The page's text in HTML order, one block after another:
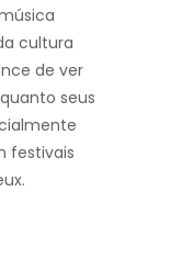
cultura
de ver
seus
festivais